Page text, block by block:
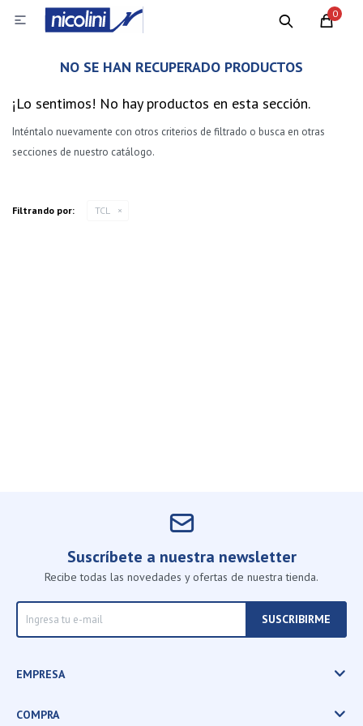
0

NO SE HAN RECUPERADO PRODUCTOS
¡Lo sentimos! No hay productos en esta sección.
Inténtalo nuevamente con otros criterios de filtrado o busca en otras
secciones de nuestro catálogo.
Filtrando por: TCL
Suscríbete a nuestra newsletter
Recibe todas las novedades y ofertas de nuestra tienda.
SUSCRIBIRME
EMPRESA
COMPRA